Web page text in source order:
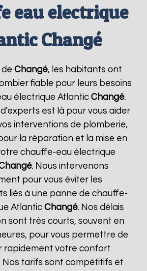
eau electrique
Changé
deChangé, les habitants ont
fiable pour leurs besoins
électrique AtlanticChangé.
est là pour vous aider
interventions de plomberie,
la réparation et la mise en
chauffe-eau électrique
. Nous intervenons
pour vous éviter les
liés à une panne de chauffe-
AtlanticChangé. Nos délais
sont très courts, souvent en
pour vous permettre de
rapidement votre confort
Nos tarifs sont compétitifs et